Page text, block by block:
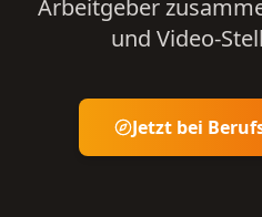
Arbeitgeber
und Video-
Jetzt bei